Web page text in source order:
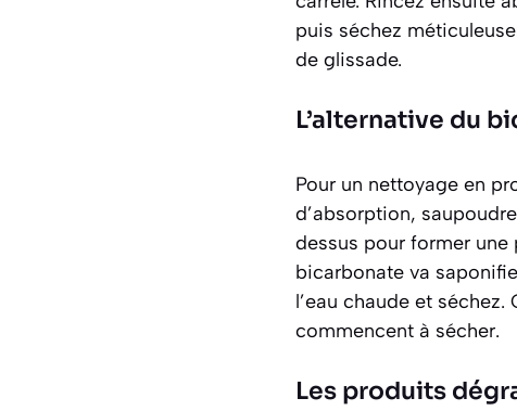
puis séchez
de glissade.
L’alternative du
Pour un nettoyage en
d’absorption,
dessus pour former une
bicarbonate va
l’eau chaude et
commencent à sécher.
Les produits